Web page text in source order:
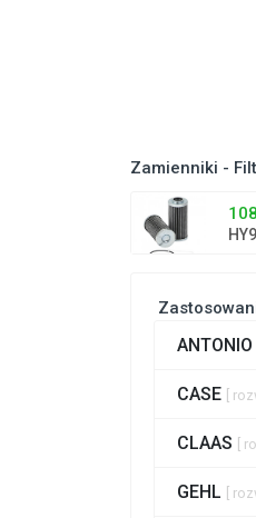
Zamienniki -
ANTONIO
CASE [
CLAAS [
GEHL [